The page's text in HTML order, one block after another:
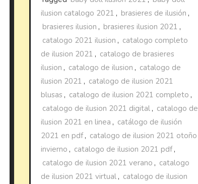
ilusion catalogo 2021 , brasieres de ilusión ,
brasieres ilusion , brasieres ilusion 2021 ,
catalogo 2021 ilusion , catalogo completo
de ilusion 2021 , catalogo de brasieres
ilusion , catalogo de ilusion , catalogo de
ilusion 2021 , catalogo de ilusion 2021
blusas , catalogo de ilusion 2021 completo ,
catalogo de ilusion 2021 digital , catalogo de
ilusion 2021 en linea , catálogo de ilusión
2021 en pdf, catalogo de ilusion 2021 otoño
invierno , catalogo de ilusion 2021 pdf,
catalogo de ilusion 2021 verano , catalogo
de ilusion 2021 virtual , catalogo de ilusion